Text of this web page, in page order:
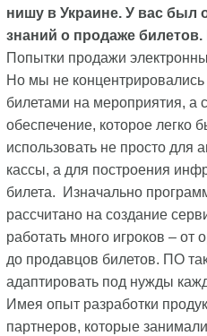
нишу в Украине. У вас был
знаний о продаже билетов.
Попытки продажи
Но мы не концентрировались
билетами на мероприятия, а
обеспечение, которое легко
использовать не просто для
кассы, а для построения
билета. Изначально
рассчитано на создание
работать много игроков – от
до продавцов билетов. ПО
адаптировать под нужды
Имея опыт разработки
партнеров, которые